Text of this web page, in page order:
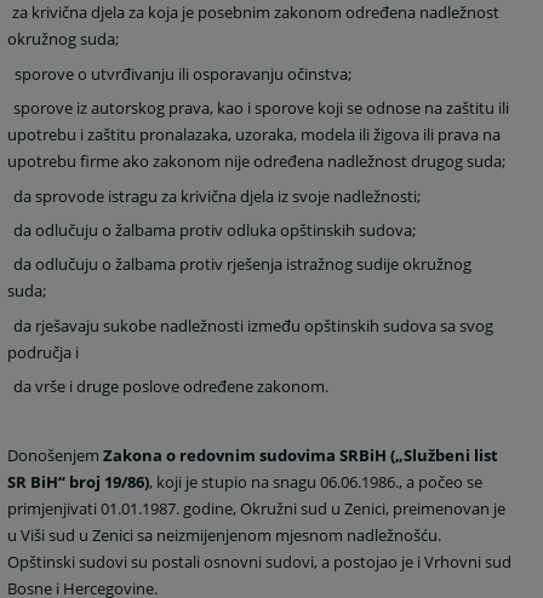
za krivična djela za koja je posebnim zakonom određena nadležnost
okružnog suda;
sporove o utvrđivanju ili osporavanju očinstva;
sporove iz autorskog prava, kao i sporove koji se odnose na zaštitu ili
upotrebu i zaštitu pronalazaka, uzoraka, modela ili žigova ili prava na
upotrebu firme ako zakonom nije određena nadležnost drugog suda;
da sprovode istragu za krivična djela iz svoje nadležnosti;
da odlučuju o žalbama protiv odluka opštinskih sudova;
da odlučuju o žalbama protiv rješenja istražnog sudije okružnog
suda;
da rješavaju sukobe nadležnosti između opštinskih sudova sa svog
područja i
da vrše i druge poslove određene zakonom.
DonošenjemZakona o redovnim sudovima SRBiH („Službeni list
SR BiH“ broj 19/86), koji je stupio na snagu 06.06.1986., a počeo se
primjenjivati 01.01.1987. godine, Okružni sud u Zenici, preimenovan je
u Viši sud u Zenici sa neizmijenjenom mjesnom nadležnošću.
Opštinski sudovi su postali osnovni sudovi, a postojao je i Vrhovni sud
Bosne i Hercegovine.